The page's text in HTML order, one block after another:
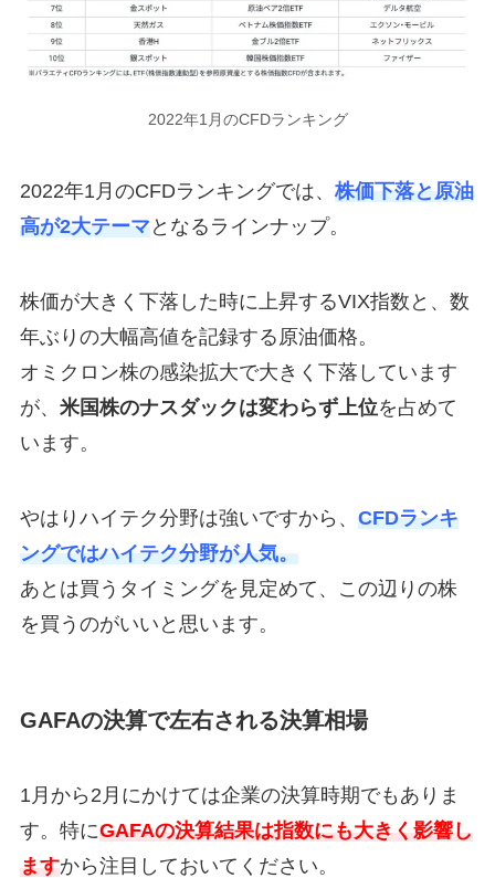
2022年1月のCFDランキング
2022年1月のCFDランキングでは、 株価下落と原油
高が2大テーマとなるラインナップ。
株価が大きく下落した時に上昇するVIX指数と、数
年ぶりの大幅高値を記録する原油価格。
オミクロン株の感染拡大で大きく下落しています
が、 米国株のナスダックは変わらず上位を占めて
います。
やはりハイテク分野は強いですから、 CFDランキ
ングではハイテク分野が人気。
あとは買うタイミングを見定めて、この辺りの株
を買うのがいいと思います。
GAFAの決算で左右される決算相場
1月から2月にかけては企業の決算時期でもありま
す。特にGAFAの決算結果は指数にも大きく影響し
ますから注目しておいてください。